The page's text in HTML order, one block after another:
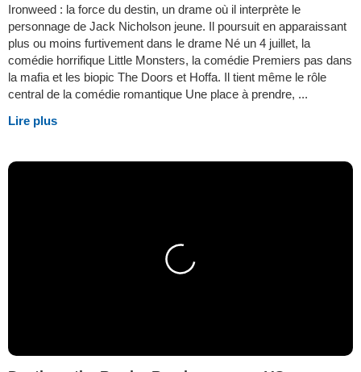
Ironweed : la force du destin, un drame où il interprète le
personnage de Jack Nicholson jeune. Il poursuit en apparaissant
plus ou moins furtivement dans le drame Né un 4 juillet, la
comédie horrifique Little Monsters, la comédie Premiers pas dans
la mafia et les biopic The Doors et Hoffa. Il tient même le rôle
central de la comédie romantique Une place à prendre, ...
Lire plus